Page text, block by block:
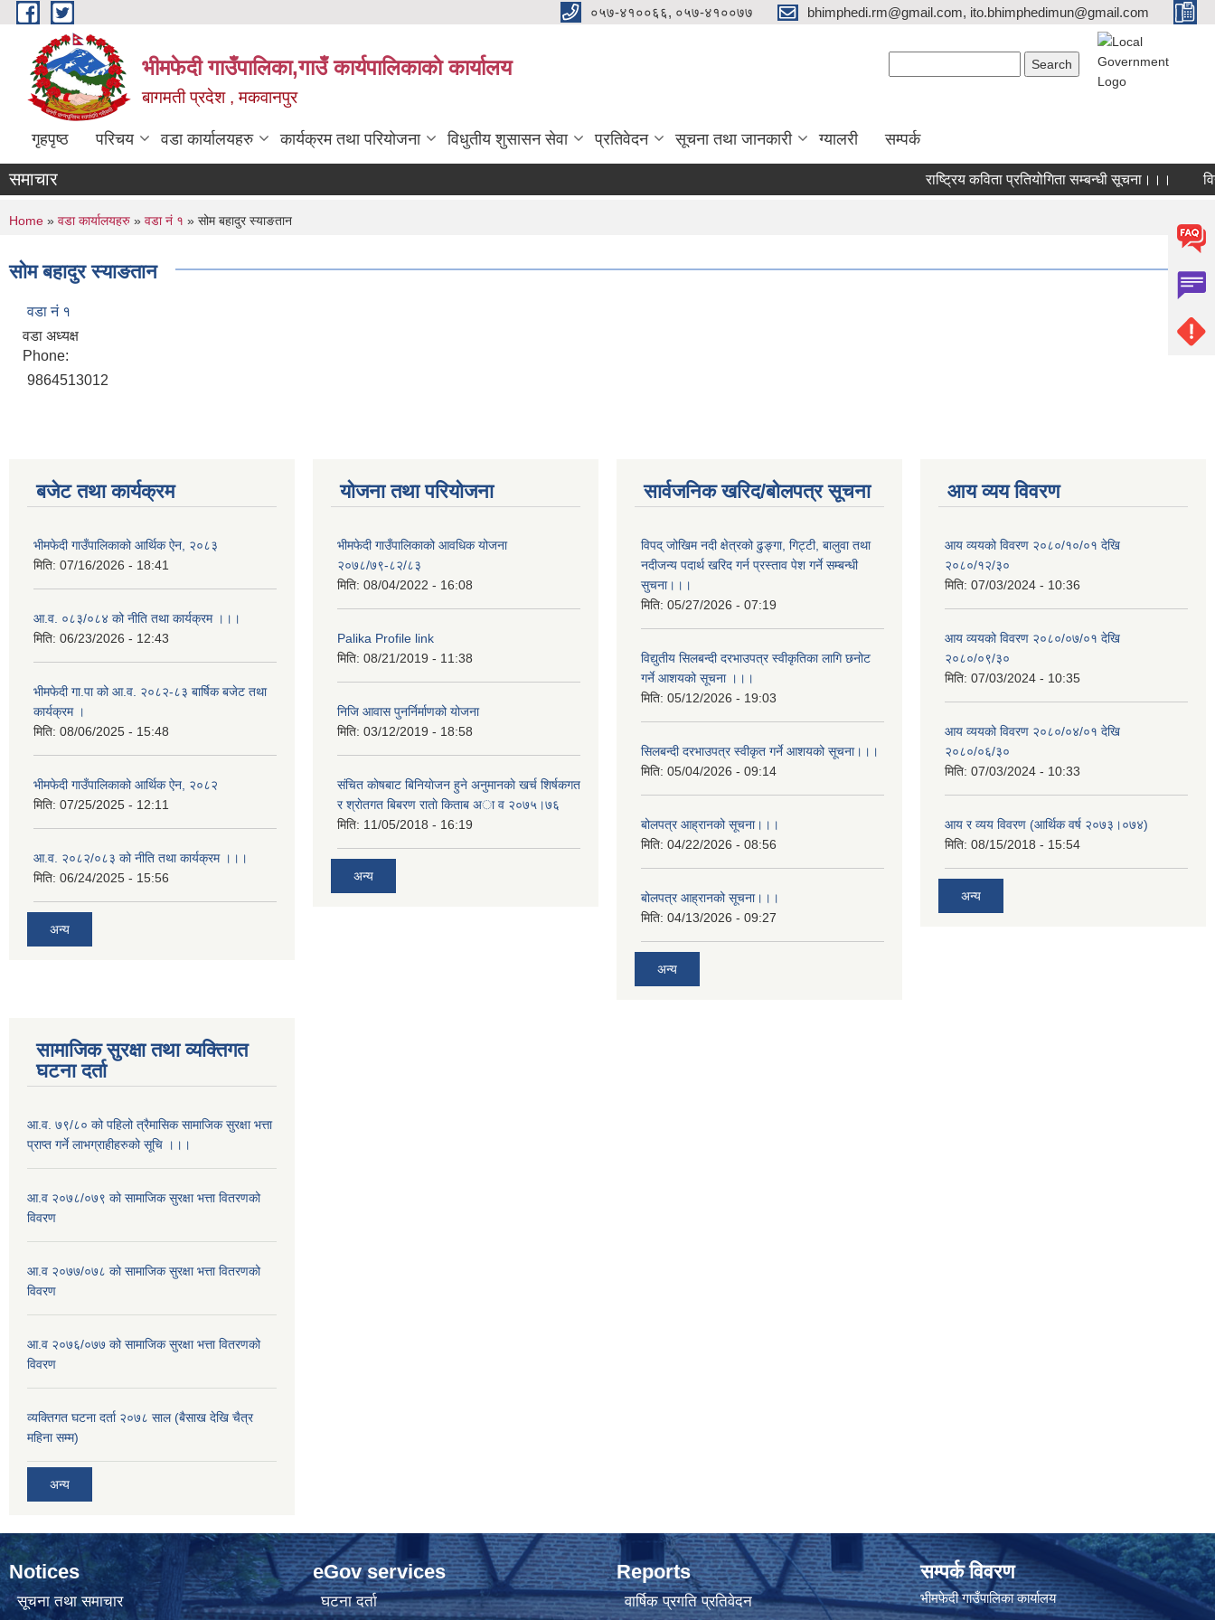
Skip to main content ०५७-४१००६६, ०५७-४१००७७ bhimphedi.rm@gmail.com, ito.bhimphedimun@gmail.com
भीमफेदी गाउँपालिका,गाउँ कार्यपालिकाकाे कार्यालय
बागमती प्रदेश , मकवानपुर
गृहपृष्ठ परिचय वडा कार्यालयहरु कार्यक्रम तथा परियोजना विधुतीय शुसासन सेवा प्रतिवेदन सूचना तथा जानकारी ग्यालरी सम्पर्क
समाचार राष्ट्रिय कविता प्रतियोगिता सम्बन्धी सूचना।।।
You are here
Home » वडा कार्यालयहरु » वडा नं १ » सोम बहादुर स्याङतान
सोम बहादुर स्याङतान
वडा नं १
वडा अध्यक्ष
Phone:
9864513012
बजेट तथा कार्यक्रम
भीमफेदी गाउँपालिकाको आर्थिक ऐन, २०८३
मिति: 07/16/2026 - 18:41
आ.व. ०८३/०८४ को नीति तथा कार्यक्रम ।।।
मिति: 06/23/2026 - 12:43
भीमफेदी गा.पा को आ.व. २०८२-८३ बार्षिक बजेट तथा
कार्यक्रम ।
मिति: 08/06/2025 - 15:48
भीमफेदी गाउँपालिकाको आर्थिक ऐन, २०८२
मिति: 07/25/2025 - 12:11
आ.व. २०८२/०८३ को नीति तथा कार्यक्रम ।।।
मिति: 06/24/2025 - 15:56
अन्य
योजना तथा परियोजना
भीमफेदी गाउँपालिकाको आवधिक योजना
२०७८/७९-८२/८३
मिति: 08/04/2022 - 16:08
Palika Profile link
मिति: 08/21/2019 - 11:38
निजि आवास पुनर्निर्माणको योजना
मिति: 03/12/2019 - 18:58
संचित काेषबाट बिनियाेजन हुने अनुमानकाे खर्च शिर्षकगत
र श्राेतगत बिबरण राताे किताब अा‍ व २‍०७५।७६
मिति: 11/05/2018 - 16:19
अन्य
सार्वजनिक खरिद/बोलपत्र सूचना
विपद् जोखिम नदी क्षेत्रको ढुङ्गा, गिट्टी, बालुवा तथा
नदीजन्य पदार्थ खरिद गर्न प्रस्ताव पेश गर्ने सम्बन्धी
सुचना।।।
मिति: 05/27/2026 - 07:19
विद्युतीय सिलबन्दी दरभाउपत्र स्वीकृतिका लागि छनोट
गर्ने आशयको सूचना ।।।
मिति: 05/12/2026 - 19:03
सिलबन्दी दरभाउपत्र स्वीकृत गर्ने आशयको सूचना।।।
मिति: 05/04/2026 - 09:14
बोलपत्र आह्रानको सूचना।।।
मिति: 04/22/2026 - 08:56
बोलपत्र आह्रानको सूचना।।।
मिति: 04/13/2026 - 09:27
अन्य
आय व्यय विवरण
आय व्ययको विवरण २०८०/१०/०१ देखि
२०८०/१२/३०
मिति: 07/03/2024 - 10:36
आय व्ययको विवरण २०८०/०७/०१ देखि
२०८०/०९/३०
मिति: 07/03/2024 - 10:35
आय व्ययको विवरण २०८०/०४/०१ देखि
२०८०/०६/३०
मिति: 07/03/2024 - 10:33
आय र व्यय विवरण (आर्थिक वर्ष २०७३।०७४)
मिति: 08/15/2018 - 15:54
अन्य
सामाजिक सुरक्षा तथा व्यक्तिगत
घटना दर्ता
आ.व. ७९/८० को पहिलो त्रैमासिक सामाजिक सुरक्षा भत्ता
प्राप्त गर्ने लाभग्राहीहरुको सूचि ।।।
आ.व २०७८/०७९ को सामाजिक सुरक्षा भत्ता वितरणको
विवरण
आ.व २०७७/०७८ को सामाजिक सुरक्षा भत्ता वितरणको
विवरण
आ.व २०७६/०७७ को सामाजिक सुरक्षा भत्ता वितरणको
विवरण
व्यक्तिगत घटना दर्ता २०७८ साल (बैसाख देखि चैत्र
महिना सम्म)
अन्य
Notices
सूचना तथा समाचार
eGov services
घटना दर्ता
Reports
वार्षिक प्रगति प्रतिवेदन
सम्पर्क विवरण
भीमफेदी गाउँपालिका कार्यालय